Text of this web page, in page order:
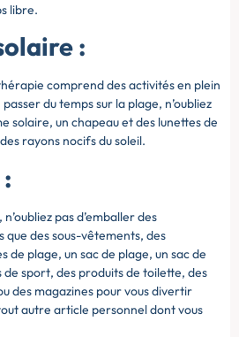
libre.
:
comprend des activités en plein
du temps sur la plage, n’oubliez
solaire, un chapeau et des lunettes de
rayons nocifs du soleil.
pas d’emballer des
que des sous-vêtements, des
de plage, un sac de plage, un sac de
sport, des produits de toilette, des
des magazines pour vous divertir
autre article personnel dont vous